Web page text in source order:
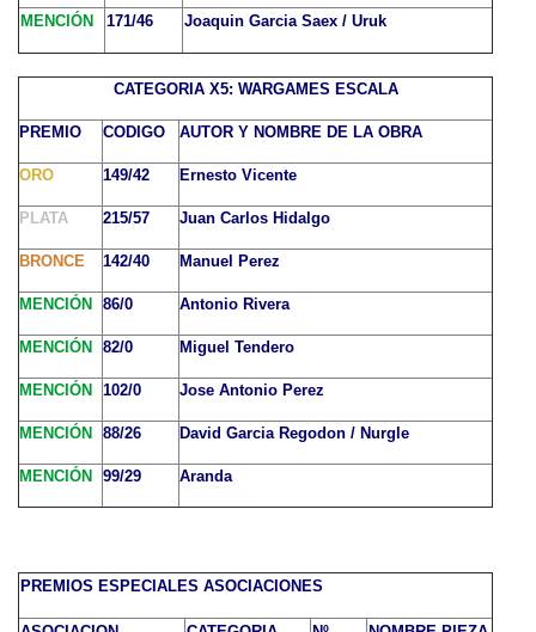
MENCIÓN 171/46 Joaquin Garcia Saex / Uruk
CATEGORIA X5: WARGAMES ESCALA
PREMIO CODIGO AUTOR Y NOMBRE DE LA OBRA
ORO 149/42 Ernesto Vicente
PLATA 215/57 Juan Carlos Hidalgo
BRONCE 142/40 Manuel Perez
MENCIÓN 86/0 Antonio Rivera
MENCIÓN 82/0 Miguel Tendero
MENCIÓN 102/0 Jose Antonio Perez
MENCIÓN 88/26 David Garcia Regodon / Nurgle
MENCIÓN 99/29 Aranda
PREMIOS ESPECIALES ASOCIACIONES